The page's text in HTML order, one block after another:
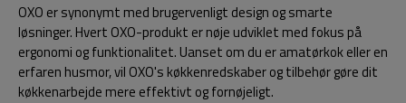
OXO er synonymt med brugervenligt design og smarte
løsninger. Hvert OXO-produkt er nøje udviklet med fokus på
ergonomi og funktionalitet. Uanset om du er amatørkok eller en
erfaren husmor, vil OXO's køkkenredskaber og tilbehør gøre dit
køkkenarbejde mere effektivt og fornøjeligt.